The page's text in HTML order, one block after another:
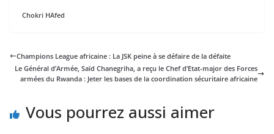
Chokri HAfed
Champions League africaine : La JSK peine à se défaire de la défaite
Le Général d’Armée, Saïd Chanegriha, a reçu le Chef d’Etat-major des Forces
armées du Rwanda : Jeter les bases de la coordination sécuritaire africaine
Vous pourrez aussi aimer